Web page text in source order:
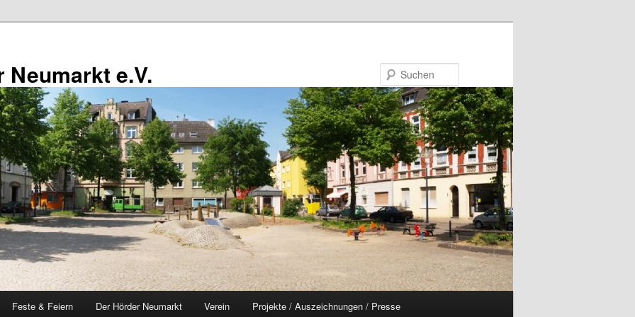
Neumarkt e.V.
Feste & Feiern Der Hörder Neumarkt Verein Projekte / Auszeichnungen / Presse